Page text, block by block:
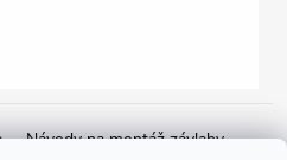
Návody na montáž závlahy